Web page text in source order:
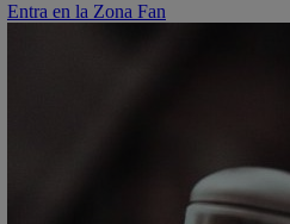
Entra en la Zona Fan